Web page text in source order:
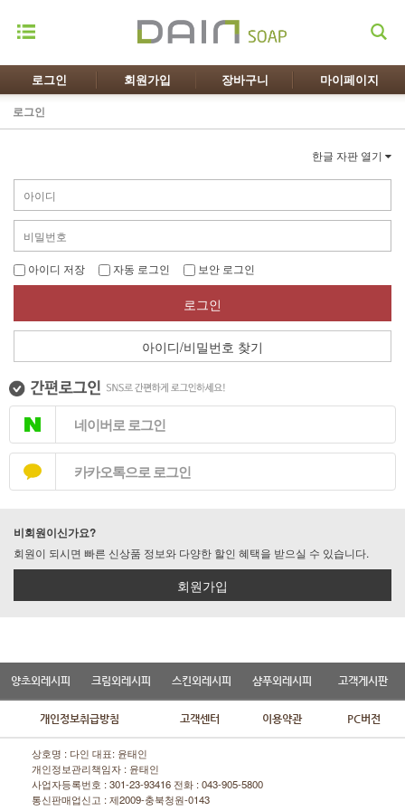
로그인 회원가입 장바구니 마이페이지
로그인
한글 자판 열기
아이디 저장 자동 로그인 보안 로그인
로그인
아이디/비밀번호 찾기
네이버로 로그인
카카오톡으로 로그인
비회원이신가요?
회원이 되시면 빠른 신상품 정보와 다양한 할인 혜택을 받으실 수 있습니다.
회원가입
양초외레시피 크림외레시피 스킨외레시피 샴푸외레시피 고객게시판
개인정보취급방침 고객센터 이용약관 PC버전
상호명 : 다인 대표: 윤태인
개인정보관리책임자 : 윤태인
사업자등록번호 : 301-23-93416 전화 :043-905-5800
통신판매업신고 : 제2009-충북청원-0143